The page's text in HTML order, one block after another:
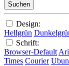
Design:
Hellgrün
Schrift:
Browser-Default
Times Courier